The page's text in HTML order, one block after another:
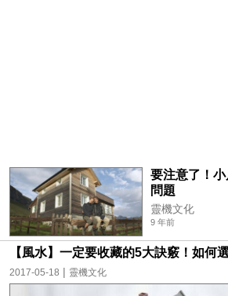
要注意了！
問題
靈機文化
9 年前
【風水】一定要收藏的5大訣竅！如何
2017-05-18 | 靈機文化